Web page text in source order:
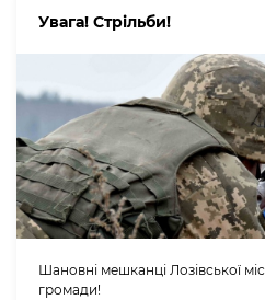
Увага! Стрільби!
Шановні мешканці Лозівської
громади!